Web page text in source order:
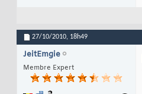
27/10/2010, 18h49
JeitEmgie
Membre Expert